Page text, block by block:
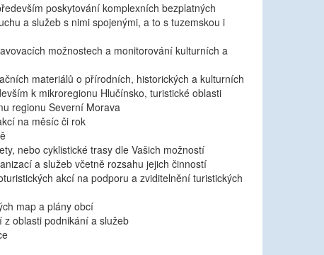
poskytování komplexních bezplatných
a služeb s nimi spojenými, a to s tuzemskou i
možnostech a monitorování kulturních a
materiálů o přírodních, historických a kulturních
k mikroregionu Hlučínsko, turistické oblasti
regionu Severní Morava
na měsíc či rok
nebo cyklistické trasy dle Vašich možností
a služeb včetně rozsahu jejich činností
akcí na podporu a zviditelnění turistických
map a plány obcí
oblasti podnikání a služeb